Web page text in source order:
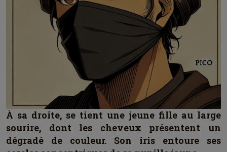
À sa droite, se tient une jeune fille au large
sourire, dont les cheveux présentent un
dégradé de couleur. Son iris entoure ses